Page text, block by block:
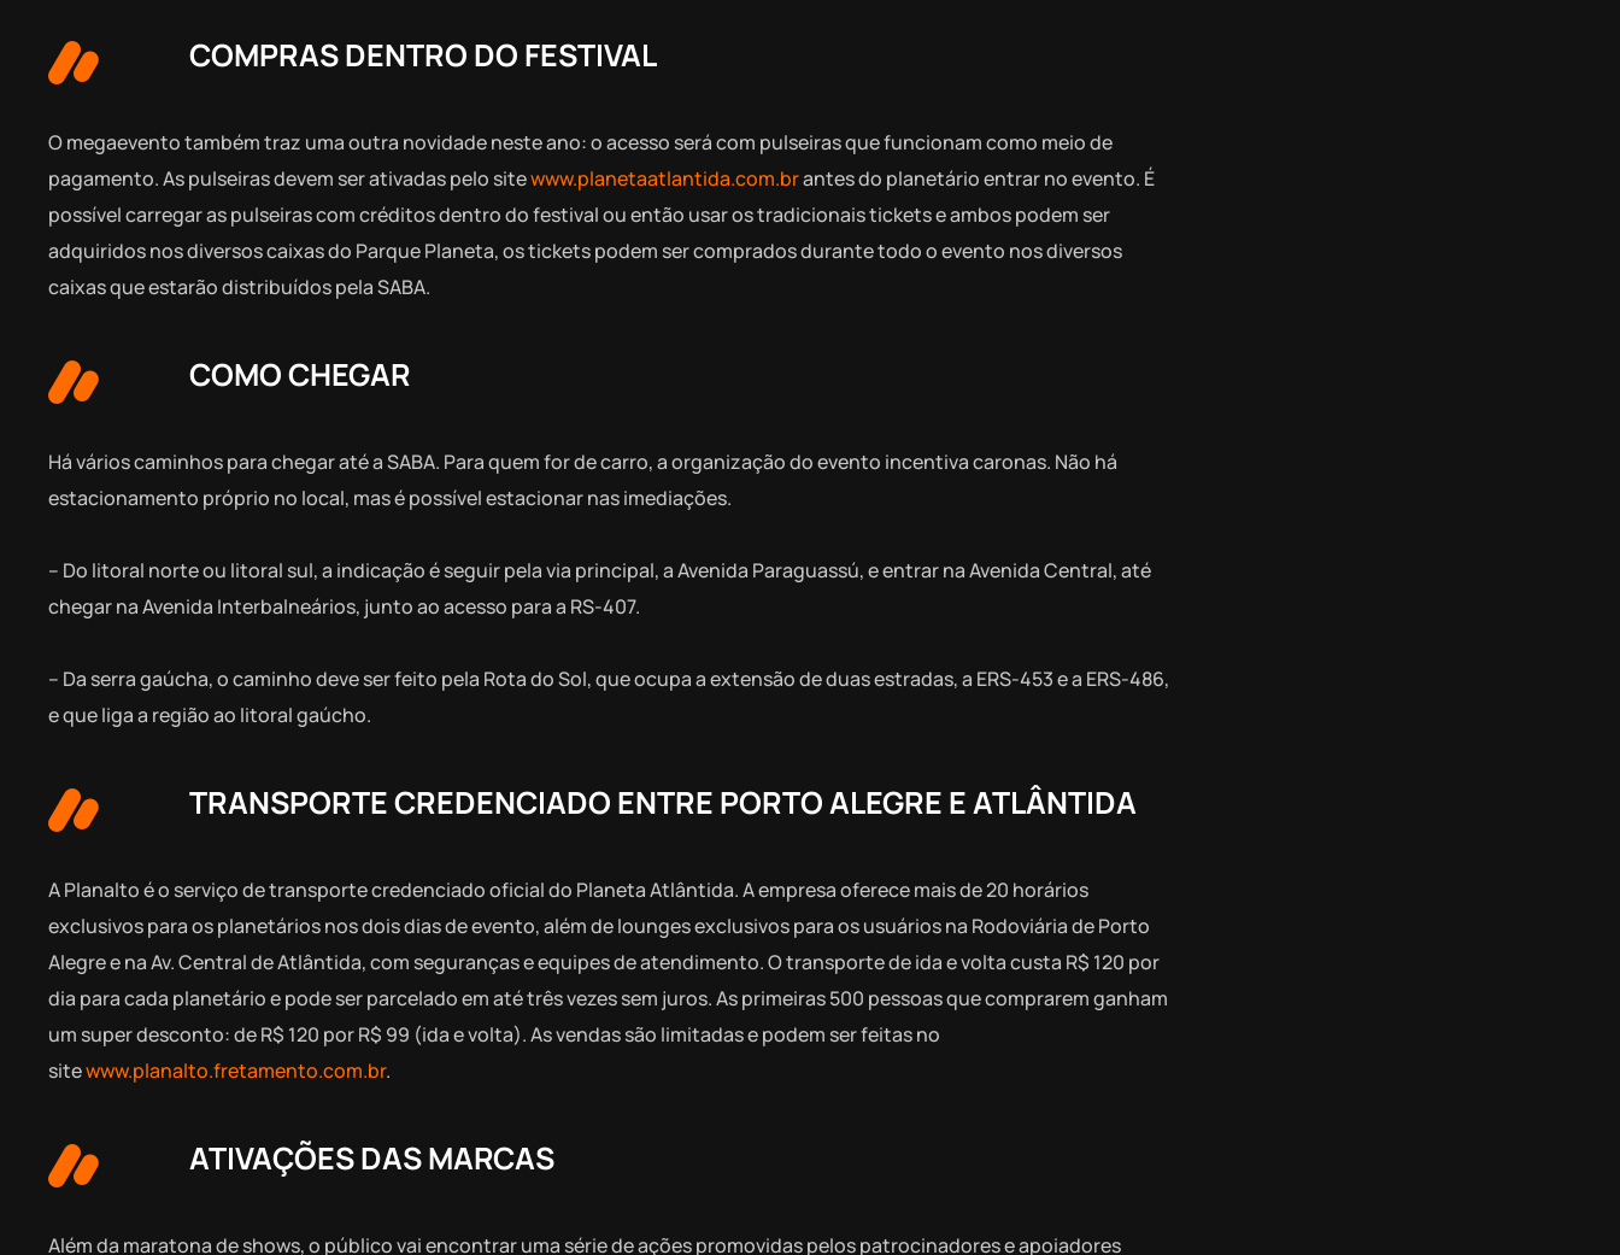
COMPRAS DENTRO DO FESTIVAL
O megaevento também traz uma outra novidade neste ano: o acesso será com pulseiras que funcionam como meio de
pagamento. As pulseiras devem ser ativadas pelo sitewww.planetaatlantida.com.brantes do planetário entrar no evento. É
possível carregar as pulseiras com créditos dentro do festival ou então usar os tradicionais tickets e ambos podem ser
adquiridos nos diversos caixas do Parque Planeta, os tickets podem ser comprados durante todo o evento nos diversos
caixas que estarão distribuídos pela SABA.
COMO CHEGAR
Há vários caminhos para chegar até a SABA. Para quem for de carro, a organização do evento incentiva caronas. Não há
estacionamento próprio no local, mas é possível estacionar nas imediações.
– Do litoral norte ou litoral sul, a indicação é seguir pela via principal, a Avenida Paraguassú, e entrar na Avenida Central, até
chegar na Avenida Interbalneários, juntoao acesso para a RS-407.
– Da serra gaúcha, o caminho deve ser feito pela Rota do Sol, que ocupa a extensão deduas estradas, a ERS-453 e a ERS-486,
e que liga a região ao litoral gaúcho.
TRANSPORTE CREDENCIADO ENTRE PORTO ALEGRE E ATLÂNTIDA
A Planalto é o serviço de transporte credenciado oficial do Planeta Atlântida. A empresa oferece mais de 20 horários
exclusivos para os planetários nos dois dias de evento, além de lounges exclusivos para os usuários na Rodoviária de Porto
Alegre e na Av. Central de Atlântida, com seguranças e equipes de atendimento. O transporte de ida e volta custa R$ 120 por
dia para cada planetário e pode ser parcelado em até três vezes sem juros. As primeiras 500 pessoas que comprarem ganham
um super desconto: de R$ 120 por R$ 99 (ida e volta). As vendas são limitadas e podem ser feitas no
sitewww.planalto.fretamento.com.br.
ATIVAÇÕES DAS MARCAS
Além da maratona de shows, o público vai encontrar uma série de ações promovidas pelos patrocinadores e apoiadores